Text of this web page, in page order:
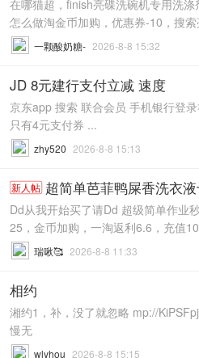
在哪猫超，finish亮碟洗碗机专用洗
怎么做淘金币加购，优惠券-10，搜
一颗酸奶糖- 2026-8-8 15:32
JD 8元建行支付立减 速度
京东app 搜索 联合会员 手机银行登
只有4元支付券 ...
zhy520 2026-8-8 15:13
新人帖 超简单芭菲鸭屎香洗衣
Dd从我开始买了请Dd 超级简单作业
25，金币加购，一淘返利6.6，充值
瑞啾🥰 2026-8-8 11:33
相约
湘约1，补，没了就忽略 mp://
慢无
wlyhou 2026-8-8 15:15